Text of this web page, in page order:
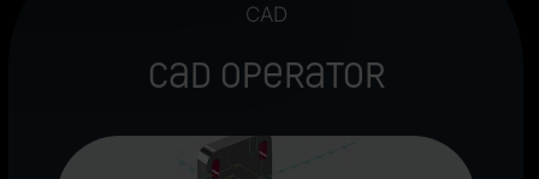
CAD
CAD Operator